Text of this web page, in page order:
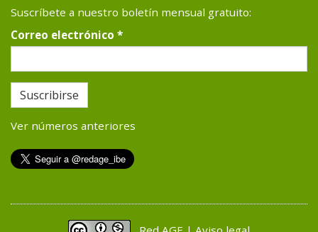
Suscríbete a nuestro boletín mensual gratuito:
Correo electrónico *
Suscribirse
Ver números anteriores